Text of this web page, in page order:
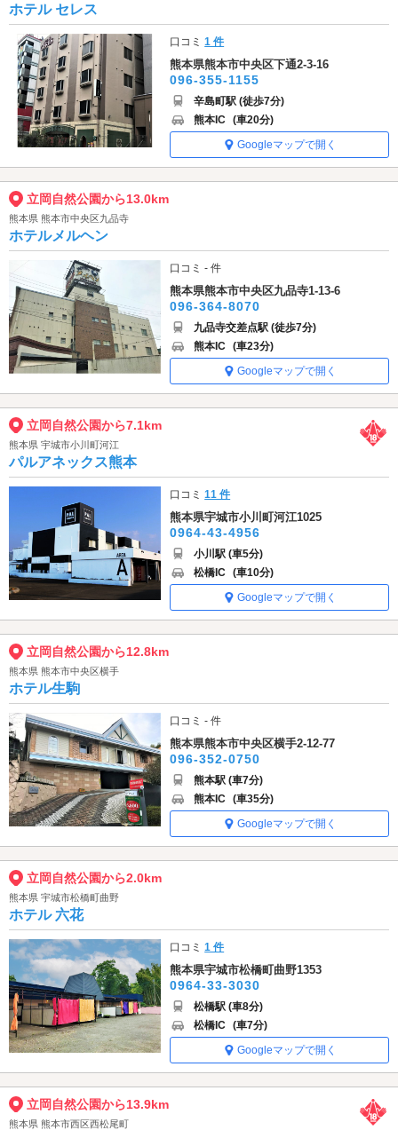
ホテル セレス
口コミ1 件
熊本県熊本市中央区下通2-3-16
096-355-1155
辛島町駅 (徒歩7分)
熊本IC (車20分)
Googleマップで開く
立岡自然公園から13.0km
熊本県 熊本市中央区九品寺
ホテルメルヘン
口コミ - 件
熊本県熊本市中央区九品寺1-13-6
096-364-8070
九品寺交差点駅 (徒歩7分)
熊本IC (車23分)
Googleマップで開く
立岡自然公園から7.1km
熊本県 宇城市小川町河江
パルアネックス熊本
口コミ11 件
熊本県宇城市小川町河江1025
0964-43-4956
小川駅 (車5分)
松橋IC (車10分)
Googleマップで開く
立岡自然公園から12.8km
熊本県 熊本市中央区横手
ホテル生駒
口コミ - 件
熊本県熊本市中央区横手2-12-77
096-352-0750
熊本駅 (車7分)
熊本IC (車35分)
Googleマップで開く
立岡自然公園から2.0km
熊本県 宇城市松橋町曲野
ホテル 六花
口コミ1 件
熊本県宇城市松橋町曲野1353
0964-33-3030
松橋駅 (車8分)
松橋IC (車7分)
Googleマップで開く
立岡自然公園から13.9km
熊本県 熊本市西区西松尾町